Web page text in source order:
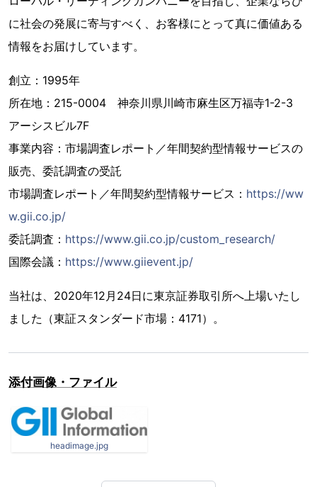
に社会の発展に寄与すべく、お客様にとって真に価値ある
情報をお届けしています。
創立：1995年
所在地：215-0004 神奈川県川崎市麻生区万福寺1-2-3
アーシスビル7F
事業内容：市場調査レポート／年間契約型情報サービスの
販売、委託調査の受託
市場調査レポート／年間契約型情報サービス： https://ww
w.gii.co.jp/
委託調査： https://www.gii.co.jp/custom_research/
国際会議： https://www.giievent.jp/
当社は、2020年12月24日に東京証券取引所へ上場いたし
ました（東証スタンダード市場：4171）。
添付画像・ファイル
headimage.jpg